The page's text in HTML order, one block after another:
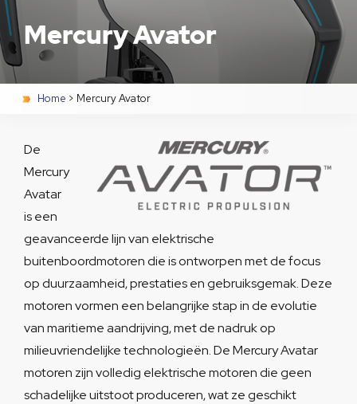
Home > Mercury Avator
Mercury Avator
De
Mercury
Avatar
is een
geavanceerde lijn van elektrische
buitenboordmotoren die is ontworpen met de focus
op duurzaamheid, prestaties en gebruiksgemak. Deze
motoren vormen een belangrijke stap in de evolutie
van maritieme aandrijving, met de nadruk op
milieuvriendelijke technologieën. De Mercury Avatar
motoren zijn volledig elektrische motoren die geen
schadelijke uitstoot produceren, wat ze geschikt